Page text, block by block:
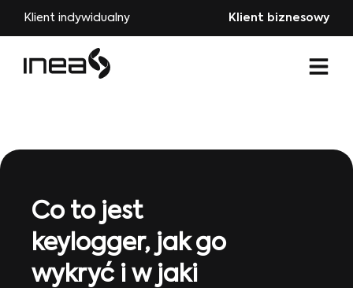
Klient indywidualny Klient biznesowy
Co to jest
keylogger, jak go
wykryć i w jaki